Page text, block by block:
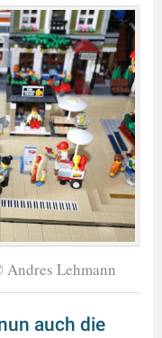
Lehmann
auch die